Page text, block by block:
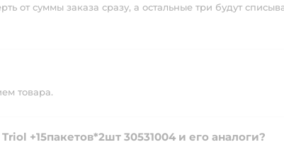
от суммы заказа сразу, а остальные три будут
товара.
+15пакетов*2шт 30531004 и его аналоги?